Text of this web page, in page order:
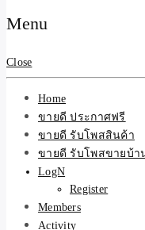
ขายดี ขาย
สินค้าและ
Menu
Close
Home
ขายดี ประกาศฟรี
ขายดี รับโพสสินค้า
ขายดี รับโพสขายบ้า
LogN
Register
Members
Activity